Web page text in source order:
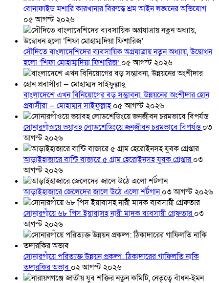
বোনাফাইড মশারি কারখানার বিরুদ্ধে শ্রম আইন লঙ্ঘনের অভিযোগ
০৫ আগস্ট ২০২৬
সৌদিতে বাংলাদেশিদের ব্যবসায়িক অগ্রযাত্রায় নতুন অধ্যায়, উদ্বোধন
হলো ‘শিফা মোহাম্মদিয়া ফিশারিজ’ ০৫ আগস্ট ২০২৬
বাংলাদেশে এখন বিনিয়োগের বড় সম্ভাবনা, উন্নয়নের অংশীদার হোন
প্রবাসীরা — মোহাম্মদ সাইফুল্লাহ্০৫ আগস্ট ২০২৬
সোনারগাঁওয়ে ভয়াবহ লোডশেডিংয়ে জনজীবন চরমভাবে বিপর্যস্ত০৩
আগস্ট ২০২৬
আড়াইহাজারে বান্টি বাজারে ৫ গ্রাম হেরোইনসহ যুবক গ্রেপ্তার০৩
আগস্ট ২০২৬
আড়াইহাজারে জেলেদের জালে উঠে এলো শর্টগান০৩ আগস্ট ২০২৬
সোনারগাঁয়ে ৬৮ পিস ইয়াবাসহ নারী মাদক ব্যবসায়ী গ্রেফতার০৩
আগস্ট ২০২৬
সোনারগাঁয়ে পরিত্যক্ত উন্নয়ন প্রকল্প: ঠিকাদারের গাফিলতি নাকি
তদারকির অভাব ০২ আগস্ট ২০২৬